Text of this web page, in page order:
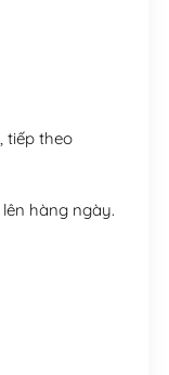
tiếp theo
hàng ngày.